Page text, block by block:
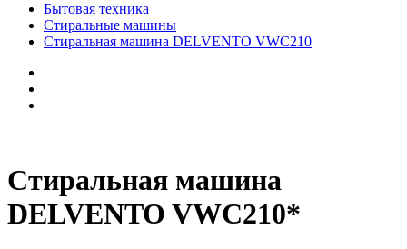
Бытовая техника
Стиральные машины
Стиральная машина DELVENTO VWC210
Стиральная машина
DELVENTO VWC210*